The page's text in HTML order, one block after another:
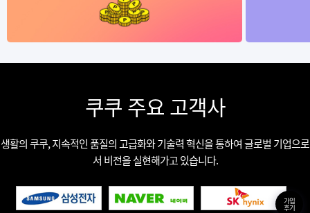
쿠쿠 주요 고객사
생활의 쿠쿠, 지속적인 품질의 고급화와 기술력 혁신을 통하여 글로벌 기업으로
서 비전을 실현해가고 있습니다.
가입
후기